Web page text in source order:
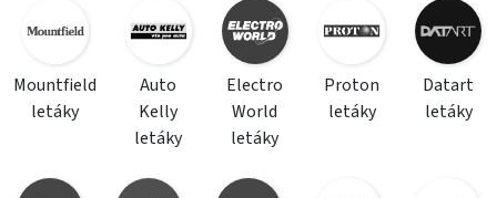
Mountfield
letáky
Auto
Kelly
letáky
Electro
World
letáky
Proton
letáky
Datart
letáky